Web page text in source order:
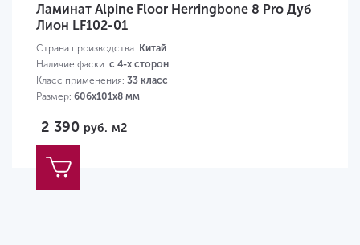
Ламинат Alpine Floor Herringbone 8 Pro Дуб
Лион LF102-01
Страна производства: Китай
Наличие фаски: с 4-х сторон
Класс применения: 33 класс
Размер: 606х101х8 мм
2 390 руб. м2